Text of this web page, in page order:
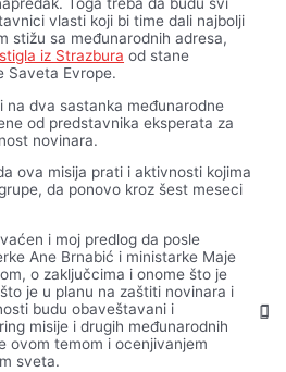
vlasti koji bi time dali najbolji
stižu sa međunarodnih adresa,
iz Strazbura od stane
Saveta Evrope.
na dva sastanka međunarodne
od predstavnika eksperata za
novinara.
ova misija prati i aktivnosti kojima
da ponovo kroz šest meseci
i moj predlog da posle
Ane Brnabić i ministarke Maje
o zaključcima i onome što je
je u planu na zaštiti novinara i
budu obaveštavani i
misije i drugih međunarodnih
ovom temom i ocenjivanjem
sveta.